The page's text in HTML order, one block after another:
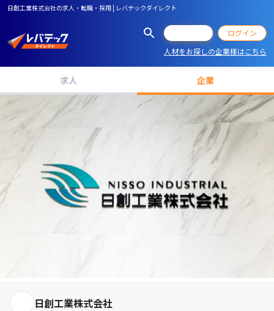
日創工業株式会社の求人・転職・採用 | レバテックダイレクト
ログイン
人材をお探しの企業様はこちら
求人 企業
日創工業株式会社